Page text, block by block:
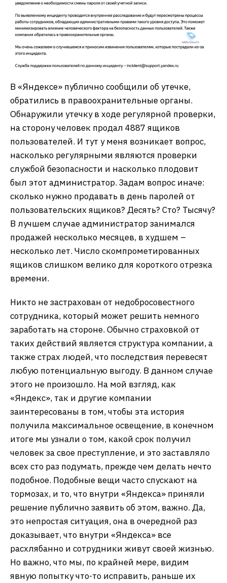
В «Яндексе» публично сообщили об утечке,
обратились в правоохранительные органы.
Обнаружили утечку в ходе регулярной проверки,
на сторону человек продал 4887 ящиков
пользователей. И тут у меня возникает вопрос,
насколько регулярными являются проверки
службой безопасности и насколько плодовит
был этот администратор. Задам вопрос иначе:
сколько нужно продавать в день паролей от
пользовательских ящиков? Десять? Сто? Тысячу?
В лучшем случае администратор занимался
продажей несколько месяцев, в худшем –
несколько лет. Число скомпрометированных
ящиков слишком велико для короткого отрезка
времени.
Никто не застрахован от недобросовестного
сотрудника, который может решить немного
заработать на стороне. Обычно страховкой от
таких действий является структура компании, а
также страх людей, что последствия перевесят
любую потенциальную выгоду. В данном случае
этого не произошло. На мой взгляд, как
«Яндекс», так и другие компании
заинтересованы в том, чтобы эта история
получила максимальное освещение, в конечном
итоге мы узнали о том, какой срок получил
человек за свое преступление, и это заставляло
всех сто раз подумать, прежде чем делать нечто
подобное. Подобные вещи часто спускают на
тормозах, и то, что внутри «Яндекса» приняли
решение публично заявить об этом, важно. Да,
это непростая ситуация, она в очередной раз
доказывает, что внутри «Яндекса» все
расхлябанно и сотрудники живут своей жизнью.
Но важно, что мы, по крайней мере, видим
явную попытку что-то исправить, раньше их